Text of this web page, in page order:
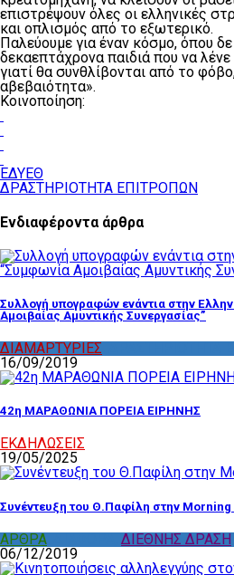
επιστρέψουν όλες οι ελληνικές
και οπλισμός από το εξωτερικό.
Παλεύουμε για έναν κόσμο, όπου
δεκαεπτάχρονα παιδιά που να
γιατί θα συνθλίβονται από το
αβεβαιότητα».
Κοινοποίηση:
ΕΔΥΕΘ
ΔΡΑΣΤΗΡΙΟΤΗΤΑ ΕΠΙΤΡΟΠΩΝ
Ενδιαφέροντα άρθρα
Συλλογή υπογραφών ενάντια στην
Αμοιβαίας Αμυντικής Συνεργασίας”
ΔΙΑΜΑΡΤΥΡΙΕΣ
16/09/2019
42η ΜΑΡΑΘΩΝΙΑ ΠΟΡΕΙΑ ΕΙΡΗΝΗΣ
ΕΚΔΗΛΩΣΕΙΣ
19/05/2025
Συνέντευξη του Θ.Παφίλη στην Morning
ΑΡΘΡΑ
ΔΙΕΘΝΗΣ ΔΡΑΣΗ
06/12/2019